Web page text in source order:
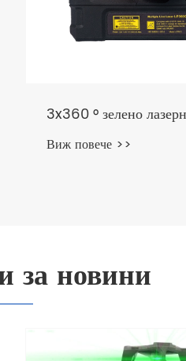
Електронен
зелен лазерен нивелир
за новини